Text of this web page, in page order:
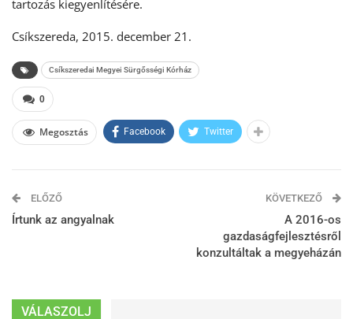
tartozás kiegyenlítésére.
Csíkszereda, 2015. december 21.
Csíkszeredai Megyei Sürgősségi Kórház
0
Megosztás Facebook Twitter
ELŐZŐ
Írtunk az angyalnak
KÖVETKEZŐ
A 2016-os
gazdaságfejlesztésről
konzultáltak a megyeházán
VÁLASZOLJ